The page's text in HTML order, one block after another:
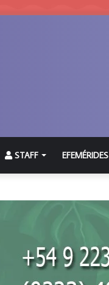
STAFF EFEMÉRIDES